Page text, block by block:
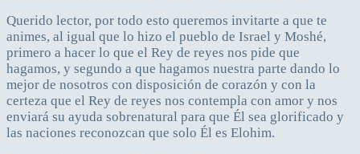
Querido lector, por todo esto queremos invitarte a que te
animes, al igual que lo hizo el pueblo de Israel y Moshé,
primero a hacer lo que el Rey de reyes nos pide que
hagamos, y segundo a que hagamos nuestra parte dando lo
mejor de nosotros con disposición de corazón y con la
certeza que el Rey de reyes nos contempla con amor y nos
enviará su ayuda sobrenatural para que Él sea glorificado y
las naciones reconozcan que solo Él es Elohim.